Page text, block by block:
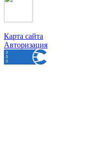
Карта сайта
Авторизация